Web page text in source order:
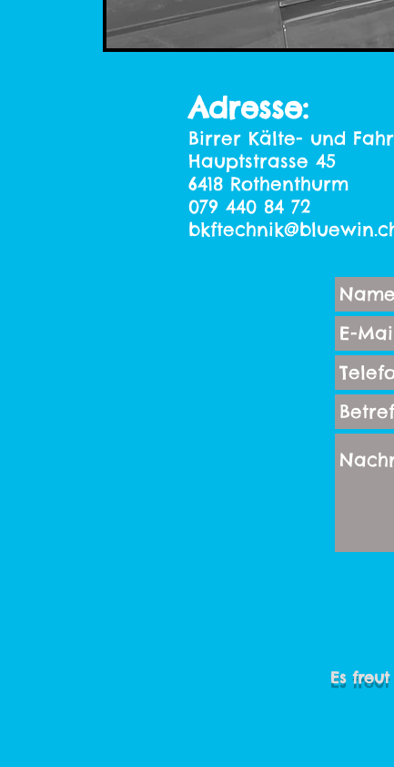
Adresse:
Birrer Kälte- und
Hauptstrasse 45
6418 Rothenthurm
079 440 84 72
Es